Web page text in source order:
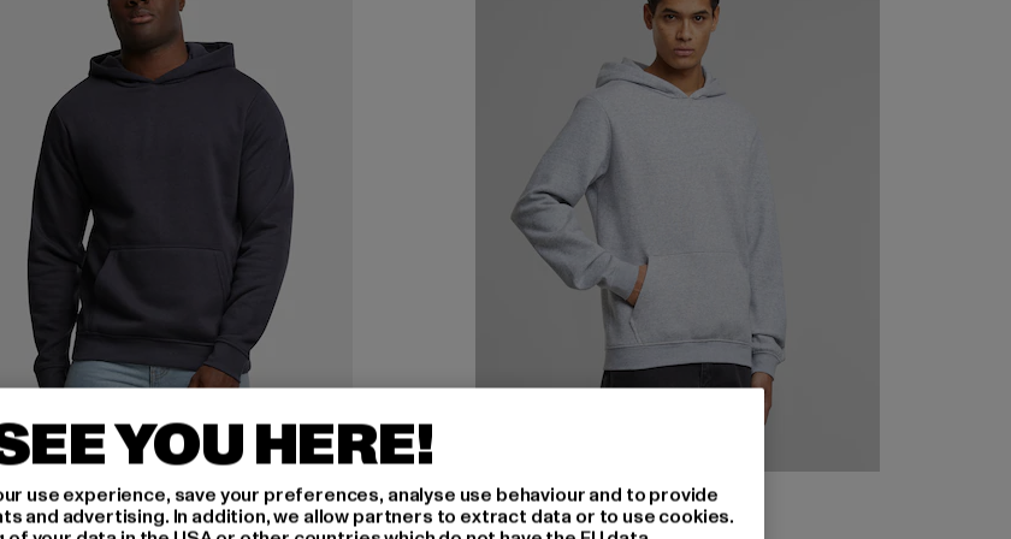
CLASSICS
Essential
URBAN CLASSICS
Basic Essential
YOU HERE!
use experience, save your preferences, analyse use behaviour and to provide
and advertising. In addition, we allow partners to extract data or to use cookies.